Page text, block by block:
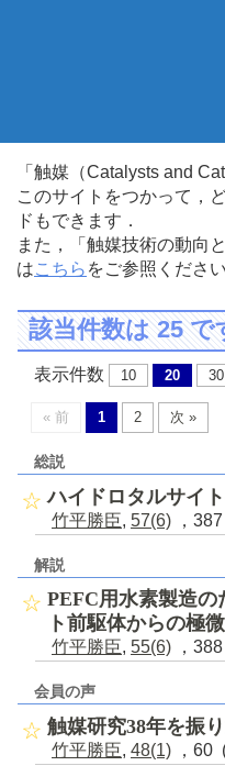
「触媒（Catalysts and
このサイトをつかって，
ドもできます．
また，「触媒技術の動向
はこちら をご参照ください
該当件数は 25
表示件数 10 20 30
« 前 1 2 次 »
総説
ハイドロタルサイ
竹平勝臣, 57(6) ，
解説
PEFC用水素製造
ト前駆体からの極
竹平勝臣, 55(6) ，
会員の声
触媒研究38年を振
竹平勝臣, 48(1) ，60